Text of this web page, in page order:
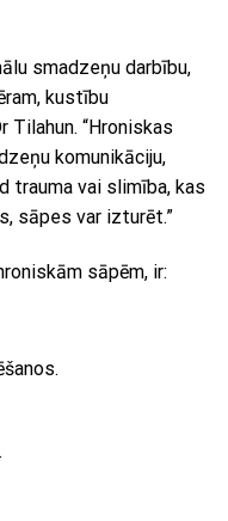
smadzeņu darbību,
kustību
Tilahun. “Hroniskas
komunikāciju,
trauma vai slimība, kas
sāpes var izturēt.”
sāpēm, ir: